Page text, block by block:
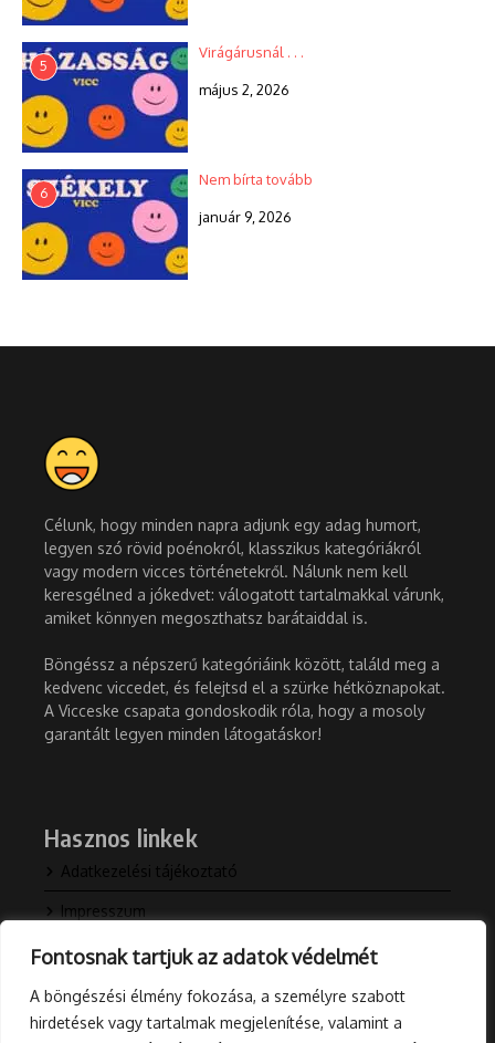
Fontosnak tartjuk az adatok védelmét
A böngészési élmény fokozása, a személyre szabott
hirdetések vagy tartalmak megjelenítése, valamint a
5
Virágárusnál . . .
május 2, 2026
6
Nem bírta tovább
január 9, 2026
Célunk, hogy minden napra adjunk egy adag humort,
legyen szó rövid poénokról, klasszikus kategóriákról
vagy modern vicces történetekről. Nálunk nem kell
keresgélned a jókedvet: válogatott tartalmakkal várunk,
amiket könnyen megoszthatsz barátaiddal is.
Böngéssz a népszerű kategóriáink között, találd meg a
kedvenc viccedet, és felejtsd el a szürke hétköznapokat.
A Vicceske csapata gondoskodik róla, hogy a mosoly
garantált legyen minden látogatáskor!
Hasznos linkek
Adatkezelési tájékoztató
Impresszum
Kapcsolat
Rólunk
Blog